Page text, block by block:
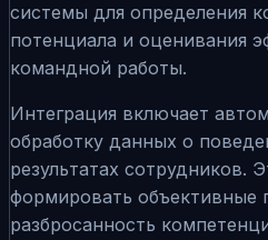
системы для определения
потенциала и оценивания
командной работы.
Интеграция включает
обработку данных о
результатах сотрудников.
формировать объективные
разбросанность